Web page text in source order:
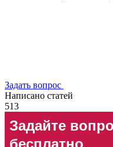
Задать вопрос
Написано статей
513